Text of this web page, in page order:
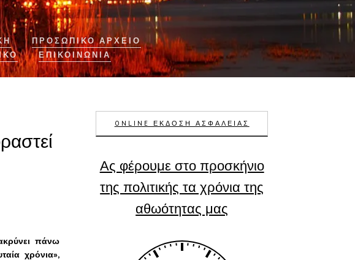
ΠΡΟΣΩΠΙΚΟ ΑΡΧΕΙΟ
ΕΠΙΚΟΙΝΩΝΊΑ
πάνω
χρόνια»,
ONLINE ΕΚΔΟΣΗ ΑΣΦΑΛΕΙΑΣ
Ας φέρουμε στο προσκήνιο
της πολιτικής τα χρόνια της
αθωότητας μας